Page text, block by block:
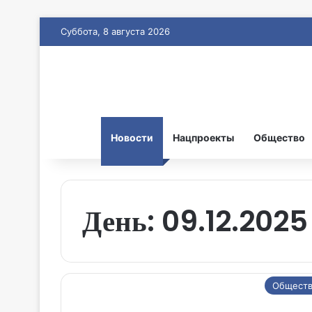
Суббота, 8 августа 2026
Новости Нацпроекты Общество
День: 09.12.2025